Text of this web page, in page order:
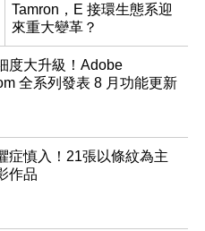
Tamron，E 接環生態系迎
來重大變革？
度大升級！Adobe
全系列發表 8 月功能更新
症慎入！21張以條紋為主
作品